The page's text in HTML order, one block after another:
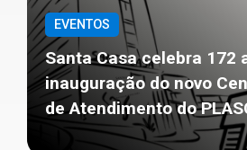
EVENTOS
Santa Casa celebra 172
inauguração do novo
de Atendimento do